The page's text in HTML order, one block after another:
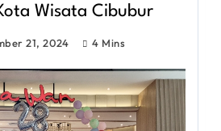
Wisata Cibubur
21, 2024 4 Mins